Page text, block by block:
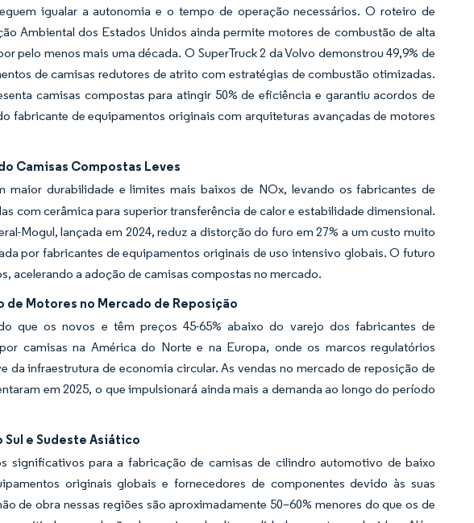
igualar a autonomia e o tempo de operação necessários. O roteiro de
Ambiental dos Estados Unidos ainda permite motores de combustão de alta
pelo menos mais uma década. O SuperTruck 2 da Volvo demonstrou 49,9% de
de camisas redutores de atrito com estratégias de combustão otimizadas.
camisas compostas para atingir 50% de eficiência e garantiu acordos de
fabricante de equipamentos originais com arquiteturas avançadas de motores
Camisas Compostas Leves
maior durabilidade e limites mais baixos de NOx, levando os fabricantes de
com cerâmica para superior transferência de calor e estabilidade dimensional.
Mogul, lançada em 2024, reduz a distorção do furo em 27% a um custo muito
por fabricantes de equipamentos originais de uso intensivo globais. O futuro
acelerando a adoção de camisas compostas no mercado.
de Motores no Mercado de Reposição
que os novos e têm preços 45-65% abaixo do varejo dos fabricantes de
camisas na América do Norte e na Europa, onde os marcos regulatórios
da infraestrutura de economia circular. As vendas no mercado de reposição de
em 2025, o que impulsionará ainda mais a demanda ao longo do período
e Sudeste Asiático
significativos para a fabricação de camisas de cilindro automotivo de baixo
originais globais e fornecedores de componentes devido às suas
de obra nessas regiões são aproximadamente 50–60% menores do que os de